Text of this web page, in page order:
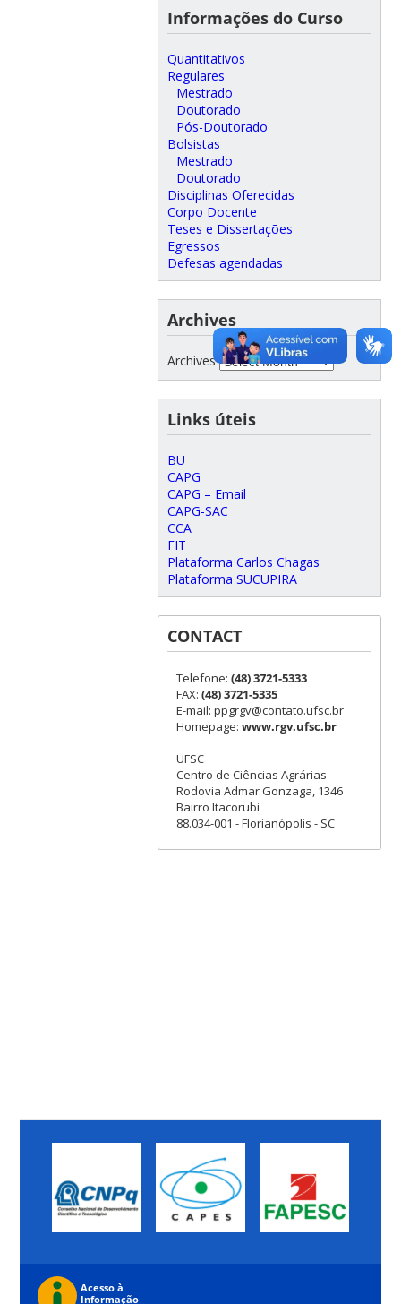
Informações do Curso
Quantitativos
Regulares
Mestrado
Doutorado
Pós-Doutorado
Bolsistas
Mestrado
Doutorado
Disciplinas Oferecidas
Corpo Docente
Teses e Dissertações
Egressos
Defesas agendadas
Archives
Archives
Links úteis
BU
CAPG
CAPG – Email
CAPG-SAC
CCA
FIT
Plataforma Carlos Chagas
Plataforma SUCUPIRA
CONTACT
Telefone: (48) 3721-5333
FAX: (48) 3721-5335
E-mail: ppgrgv@contato.ufsc.br
Homepage: www.rgv.ufsc.br
UFSC
Centro de Ciências Agrárias
Rodovia Admar Gonzaga, 1346
Bairro Itacorubi
88.034-001 - Florianópolis - SC